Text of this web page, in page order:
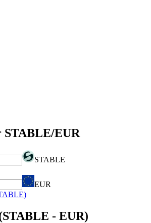
STABLE/EUR
STABLE
EUR
)
STABLE - EUR)